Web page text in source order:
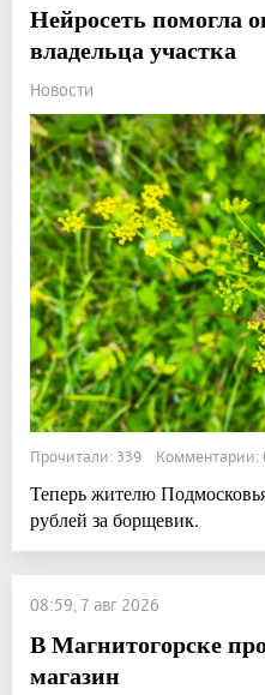
Нейросеть помогла
владельца участка
Новости
Прочитали: 339 Комментарии:
Теперь жителю
рублей за борщевик.
08:59, 7 авг 2026
В Магнитогорске
магазин